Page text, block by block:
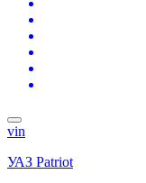
vin
УАЗ Patriot